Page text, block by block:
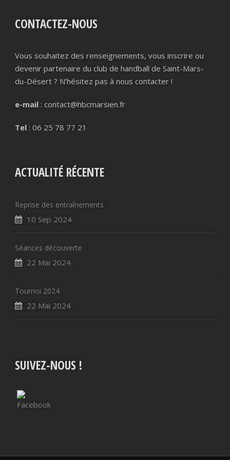
CONTACTEZ-NOUS
Vous souhaitez des renseignements, vous inscrire ou
devenir partenaire du club de handball de Saint-Mars-
du-Désert ? N’hésitez pas à nous contacter !
e-mail : contact@hbcmarsien.fr
Tel : 06 25 78 77 21
ACTUALITÉ RÉCENTE
Reprise des entraînements
10 Sep 2024
Séances découverte
22 Mai 2024
Tournoi 2024
22 Mai 2024
SUIVEZ-NOUS !